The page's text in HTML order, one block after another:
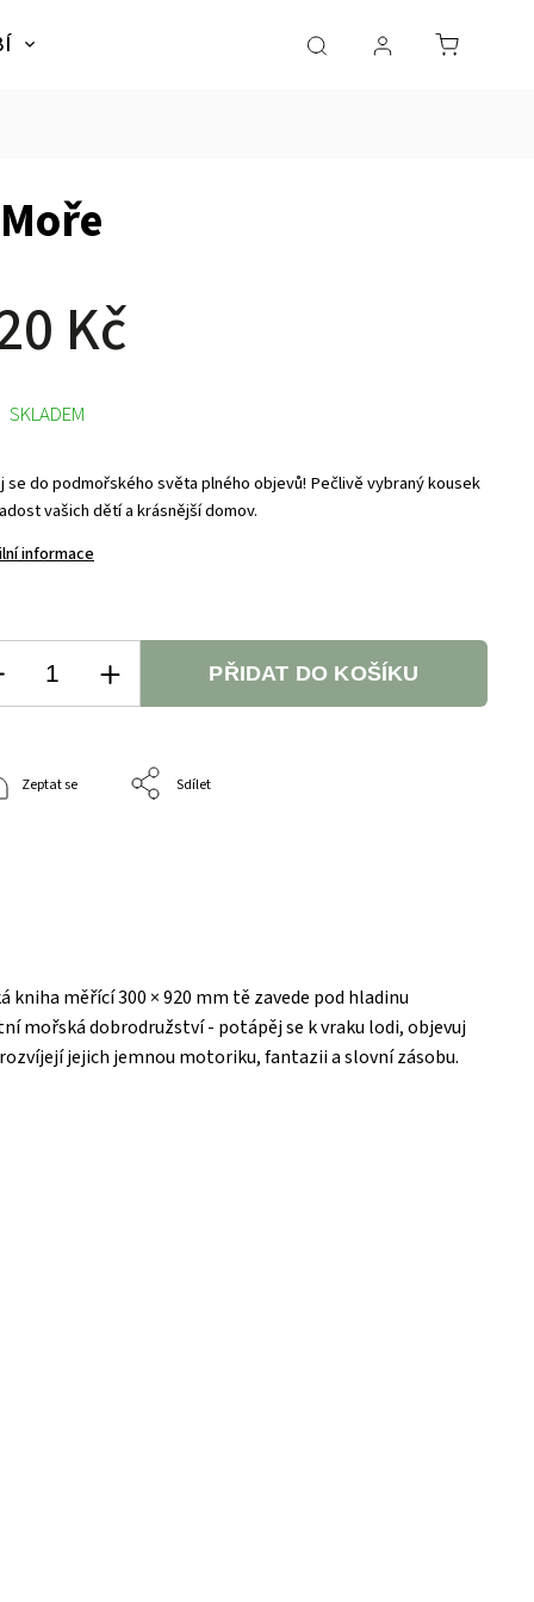
SLADKÉ SNY Dárky pro
Kč
se do podmořského světa plného objevů! Pečlivě vybraný kousek
vašich dětí a krásnější domov.
informace
SKLADEM
PŘIDAT DO KOŠÍKU
Zeptat se Sdílet
měřící 300 × 920 mm tě zavede pod hladinu
mořská dobrodružství - potápěj se k vraku lodi, objevuj
jejich jemnou motoriku, fantazii a slovní zásobu.